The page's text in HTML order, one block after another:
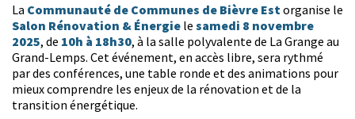
La Communauté de Communes de Bièvre Estorganise le
Salon Rénovation & Énergie le samedi 8 novembre
2025, de 10h à 18h30, à la salle polyvalente de La Grange au
Grand-Lemps. Cet événement, en accès libre, sera rythmé
par des conférences, une table ronde et des animations pour
mieux comprendre les enjeux de la rénovation et de la
transition énergétique.